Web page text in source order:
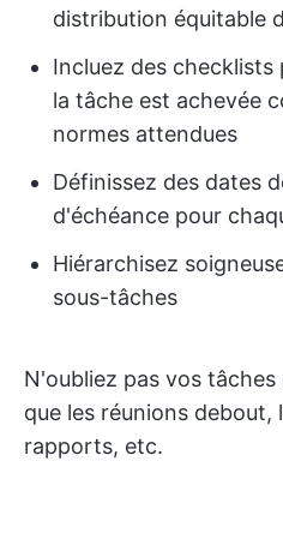
distribution équitable
Incluez des checklists
la tâche est achevée
normes attendues
Définissez des dates
d'échéance pour
Hiérarchisez
sous-tâches
N'oubliez pas vos
que les réunions debout,
rapports, etc.